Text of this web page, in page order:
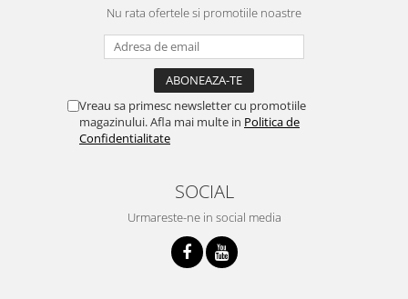
Nu rata ofertele si promotiile noastre
Vreau sa primesc newsletter cu promotiile
magazinului. Afla mai multe in Politica de
Confidentialitate
SOCIAL
Urmareste-ne in social media